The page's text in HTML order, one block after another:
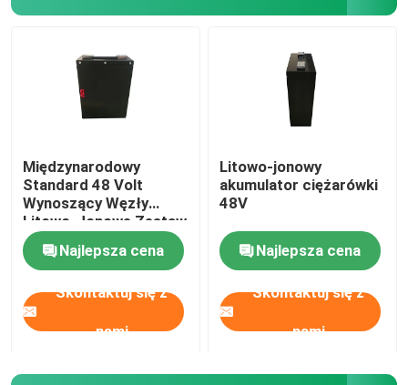
Międzynarodowy
Standard 48 Volt
Wynoszący Węzły
Litowo-Jonowe Zestaw
Akumulacji Dostawcy
51.2V 12AH
Najlepsza cena
Skontaktuj się z
nami
Litowo-jonowy
akumulator ciężarówki
48V
Najlepsza cena
Skontaktuj się z
nami